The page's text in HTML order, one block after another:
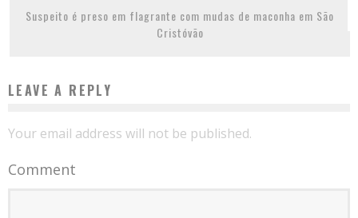
Suspeito é preso em flagrante com mudas de maconha em São
Cristóvão
LEAVE A REPLY
Your email address will not be published.
Comment